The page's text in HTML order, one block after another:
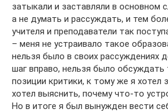
затыкали и заставляли в основном
а не думать и рассуждать, и тем
учителя и преподаватели так
– меня не устраивало такое
нельзя было в своих рассуждениях
шаг вправо, нельзя было обсуждать
позиции критики, к тому же я хотел
хотел выяснить, почему что-то
Но в итоге я был вынужден вести